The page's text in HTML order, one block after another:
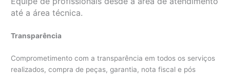
até a área técnica.
Transparência
Comprometimento com a transparência em todos os serviços
realizados, compra de peças, garantia, nota fiscal e pós